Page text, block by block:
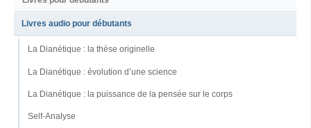
Livres audio pour débutants
La Dianétique : la thèse originelle
La Dianétique : évolution d’une science
La Dianétique : la puissance de la pensée sur le corps
Self-Analyse